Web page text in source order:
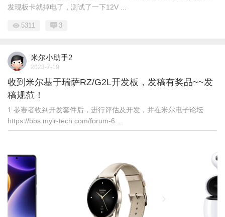
发现板卡就掉电了，测试了一下12V ...
5311 3
米尔小助手2
2023-7-19
收到米尔基于瑞萨RZ/G2L开发板，发稿有奖品~~发
稿规范！
1.参赛者收到开发套件后，进行评估及开发，并在米尔电子论坛
https://bbs.myir-tech.com/forum-6 ...